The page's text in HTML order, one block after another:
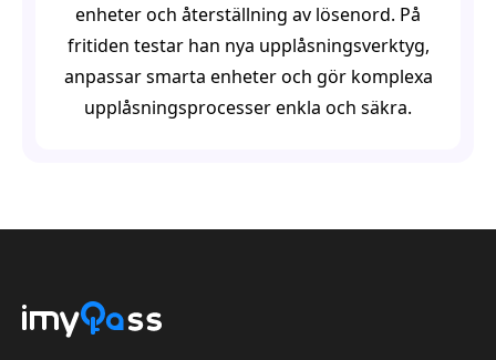
enheter och återställning av lösenord. På
fritiden testar han nya upplåsningsverktyg,
anpassar smarta enheter och gör komplexa
upplåsningsprocesser enkla och säkra.